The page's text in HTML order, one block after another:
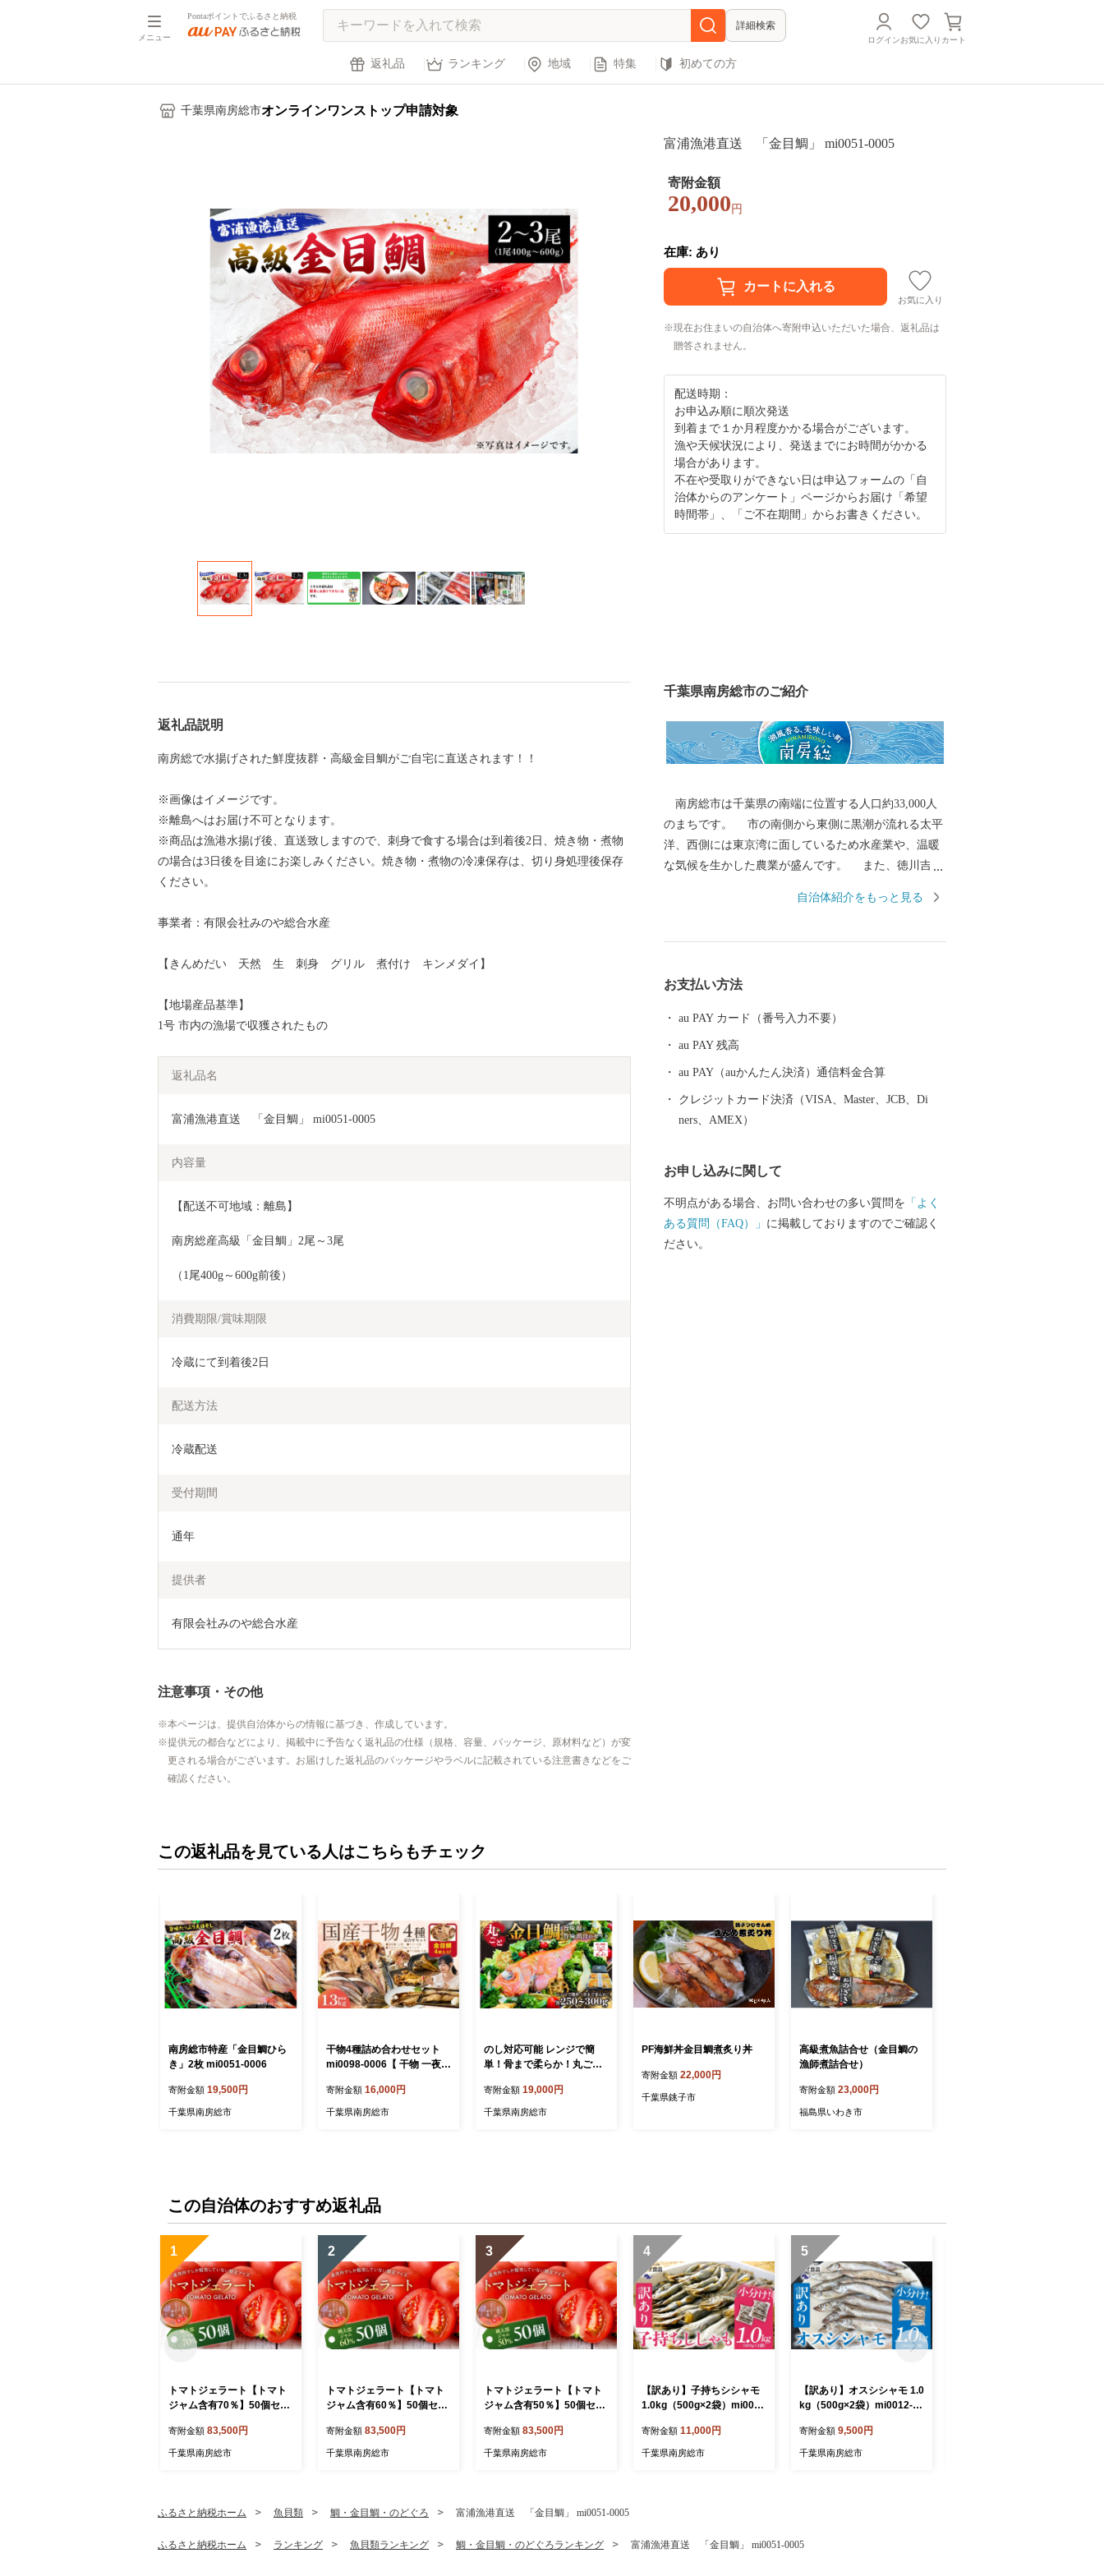
メニュー
Pontaポイントでふるさと納税
詳細検索
ログインお気に入り カート
返礼品 ランキング 地域 特集 初めての方
千葉県南房総市オンラインワンストップ申請対象
富浦漁港直送 「金目鯛」 mi0051-0005
寄附金額
20,000 円
在庫: あり
お気に入り
現在お住まいの自治体へ寄附申込いただいた場合、返礼品は
贈答されません。
配送時期：
お申込み順に順次発送
到着まで１か月程度かかる場合がございます。
漁や天候状況により、発送までにお時間がかかる
場合があります。
不在や受取りができない日は申込フォームの「自
治体からのアンケート」ページからお届け「希望
時間帯」、「ご不在期間」からお書きください。
返礼品説明
南房総で水揚げされた鮮度抜群・高級金目鯛がご自宅に直送されます！！
※画像はイメージです。
※離島へはお届け不可となります。
※商品は漁港水揚げ後、直送致しますので、刺身で食する場合は到着後2日、焼き物・煮物
の場合は3日後を目途にお楽しみください。焼き物・煮物の冷凍保存は、切り身処理後保存
ください。
事業者：有限会社みのや総合水産
【きんめだい 天然 生 刺身 グリル 煮付け キンメダイ】
【地場産品基準】
1号 市内の漁場で収獲されたもの
返礼品名
富浦漁港直送　「金目鯛」 mi0051-0005
内容量
【配送不可地域：離島】
南房総産高級「金目鯛」2尾～3尾
（1尾400g～600g前後）
消費期限/賞味期限
冷蔵にて到着後2日
配送方法
冷蔵配送
受付期間
通年
提供者
有限会社みのや総合水産
注意事項・その他
本ページは、提供自治体からの情報に基づき、作成しています。
提供元の都合などにより、掲載中に予告なく返礼品の仕様（規格、容量、パッケージ、原材料など）が変
更される場合がございます。お届けした返礼品のパッケージやラベルに記載されている注意書きなどをご
確認ください。
千葉県南房総市のご紹介
南房総市は千葉県の南端に位置する人口約33,000人
のまちです。 市の南側から東側に黒潮が流れる太平
洋、西側には東京湾に面しているため水産業や、温暖
な気候を生かした農業が盛んです。 また、徳川吉宗
もトップクラスの水揚量を誇る伊勢えびやさざえ、あ
じですので鮮度抜群の商品をお送りできます。 豊富な
杷などもあります。 皆様からいただいたご寄附は、
子ども医療費助成や、自然環境を保護する事業などに
自治体紹介をもっと見る
お支払い方法
au PAY カード（番号入力不要）
au PAY 残高
au PAY（auかんたん決済）通信料金合算
クレジットカード決済（VISA、Master、JCB、Di
ners、AMEX）
お申し込みに関して
不明点がある場合、お問い合わせの多い質問を 「よく
ある質問（FAQ）」 に掲載しておりますのでご確認く
ださい。
この返礼品を見ている人はこちらもチェック
南房総市特産「金目鯛ひら
き」2枚 mi0051-0006
寄附金額 19,500円
千葉県南房総市
干物4種詰め合わせセット
mi0098-0006【 干物 一夜干
カリ めひかり 金目鯛 高級
魚 切身 手軽 簡単 時短 魚 お
寄附金額 16,000円
千葉県南房総市
のし対応可能 レンジで簡
単！骨まで柔らか！丸ごと
セット mi0041-0003 【房総
沖産 キンメダイ 高級魚 鱗
寄附金額 19,000円
千葉県南房総市
PF海鮮丼金目鯛煮炙り丼
寄附金額 22,000円
千葉県銚子市
高級煮魚詰合せ（金目鯛の
漁師煮詰合せ）
寄附金額 23,000円
福島県いわき市
この自治体のおすすめ返礼品
1
トマトジェラート【トマト
ジャム含有70％】50個セッ
ジェラート トマトジャム 含
有量 須藤牧場生乳 直売所
寄附金額 83,500円
千葉県南房総市
2
トマトジェラート【トマト
ジャム含有60％】50個セッ
ジェラート トマトジャム 含
有量 須藤牧場生乳 直売所
寄附金額 83,500円
千葉県南房総市
3
トマトジェラート【トマト
ジャム含有50％】50個セッ
ジェラート トマトジャム 含
有量 須藤牧場生乳 直売所
寄附金額 83,500円
千葉県南房総市
4
【訳あり】子持ちシシャモ
1.0kg（500g×2袋）mi0012
シシャモ 天ぷら フライ 焼
魚 おかず 惣菜 】
寄附金額 11,000円
千葉県南房総市
5
【訳あり】オスシシャモ 1.0
kg（500g×2袋）mi0012-01
フトししゃも 魚介 海産物】
寄附金額 9,500円
千葉県南房総市
ふるさと納税ホーム 魚貝類 鯛・金目鯛・のどぐろ 富浦漁港直送 「金目鯛」 mi0051-0005
ふるさと納税ホーム ランキング 魚貝類ランキング 鯛・金目鯛・のどぐろランキング 富浦漁港直送 「金目鯛」 mi0051-0005